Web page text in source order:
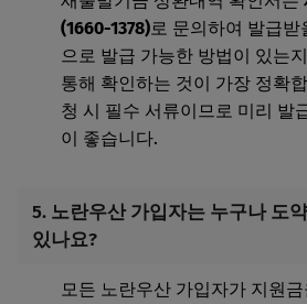
(1660-1378)로 문의하여 발급받
으로 발급 가능한 방법이 있는
통해 확인하는 것이 가장 정확
청 시 필수 서류이므로 미리 발
이 좋습니다.
5. 노란우산 가입자는 누구나 도
있나요?
모든 노란우산 가입자가 지원